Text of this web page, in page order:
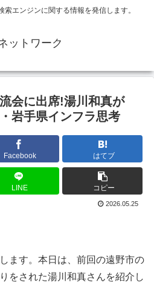
エンジンに関する情報を発信します。
ットワーク
会に出席!湯川和真が
岩手県インフラ思考
Facebook はてブ
LINE コピー
2026.05.25
ます。本日は、前回の遠野市の
をされた湯川和真さんを紹介し